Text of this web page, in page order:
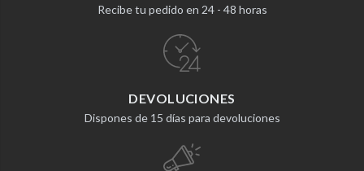
Recibe tu pedido en 24 - 48 horas
DEVOLUCIONES
Dispones de 15 días para devoluciones